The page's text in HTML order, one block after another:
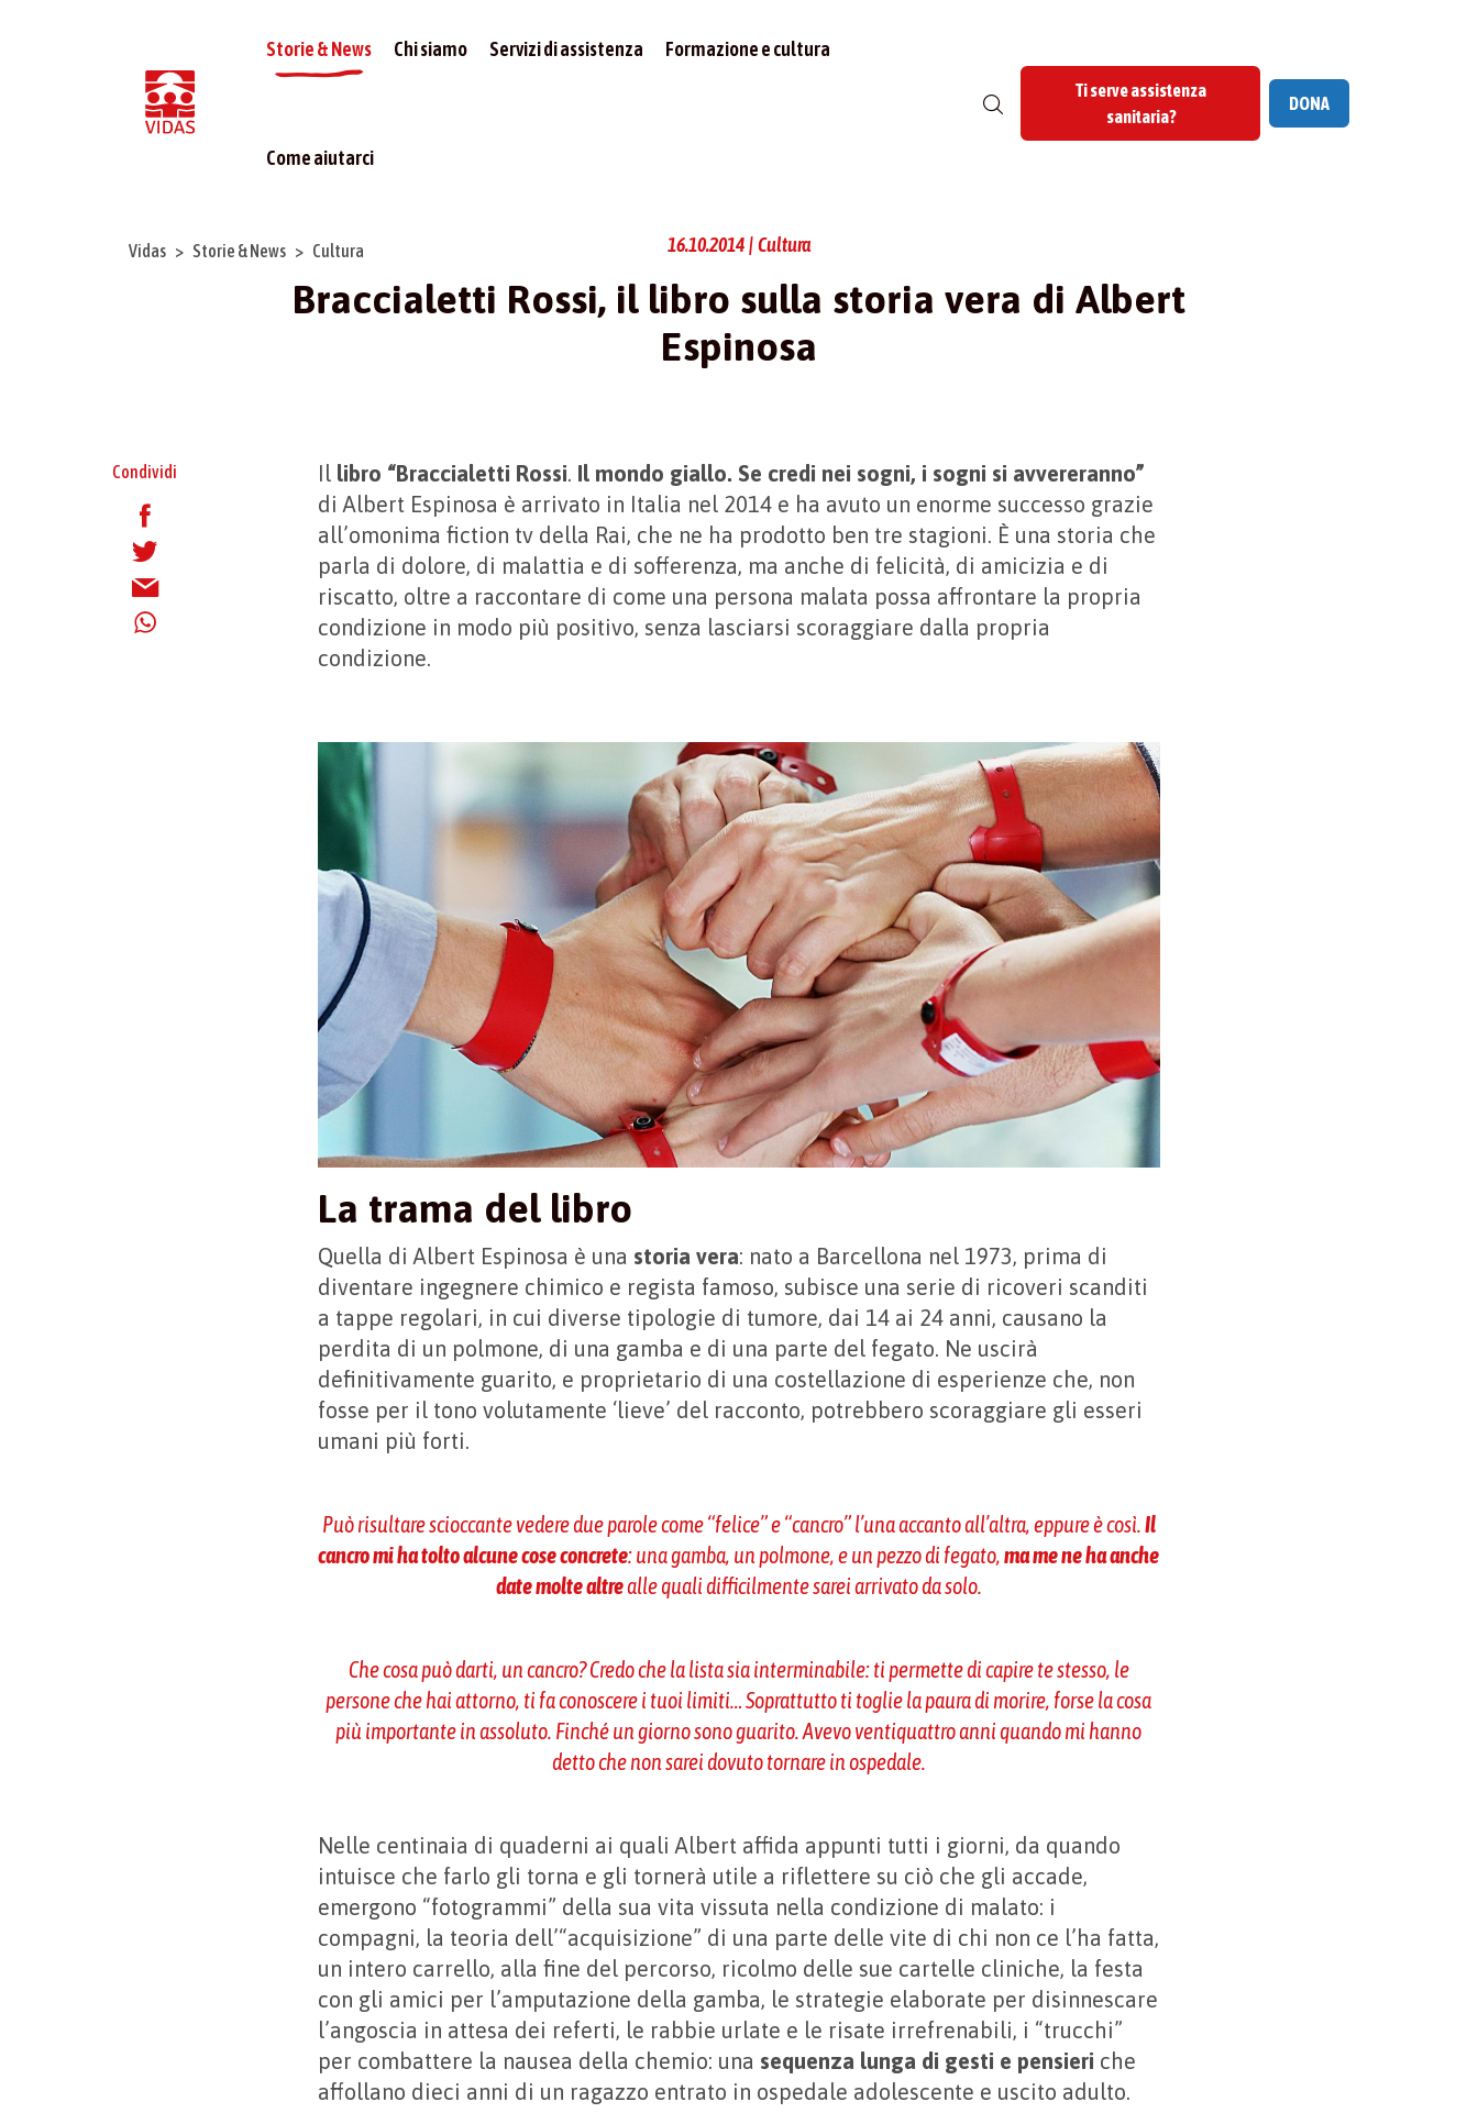
Storie & News Chi siamo Servizi di assistenza Formazione e cultura
Come aiutarci
Ti serve assistenza
sanitaria?
DONA
Vidas Storie & News Cultura 16.10.2014 | Cultura
Braccialetti Rossi, il libro sulla storia vera di Albert
Espinosa
Condividi Il libro “Braccialetti Rossi. Il mondo giallo. Se credi nei sogni, i sogni si avvereranno”
di Albert Espinosa è arrivato in Italia nel 2014 e ha avuto un enorme successo grazie
all’omonima fiction tv della Rai, che ne ha prodotto ben tre stagioni. È una storia che
parla di dolore, di malattia e di sofferenza, ma anche di felicità, di amicizia e di
riscatto, oltre a raccontare di come una persona malata possa affrontare la propria
condizione in modo più positivo, senza lasciarsi scoraggiare dalla propria
condizione.
La trama del libro
Quella di Albert Espinosa è una storia vera: nato a Barcellona nel 1973, prima di
diventare ingegnere chimico e regista famoso, subisce una serie di ricoveri scanditi
a tappe regolari, in cui diverse tipologie di tumore, dai 14 ai 24 anni, causano la
perdita di un polmone, di una gamba e di una parte del fegato. Ne uscirà
definitivamente guarito, e proprietario di una costellazione di esperienze che, non
fosse per il tono volutamente ‘lieve’ del racconto, potrebbero scoraggiare gli esseri
umani più forti.
Può risultare scioccante vedere due parole come “felice” e “cancro” l’una accanto all’altra, eppure è così.Il
cancro mi ha tolto alcune cose concrete: una gamba, un polmone, e un pezzo di fegato,ma me ne ha anche
date molte altrealle quali difficilmente sarei arrivato da solo.
Che cosa può darti, un cancro? Credo che la lista sia interminabile: ti permette di capire te stesso, le
persone che hai attorno, ti fa conoscere i tuoi limiti… Soprattutto ti toglie la paura di morire, forse la cosa
più importante in assoluto. Finché un giorno sono guarito. Avevo ventiquattro anni quando mi hanno
detto che non sarei dovuto tornare in ospedale.
Nelle centinaia di quaderni ai quali Albert affida appunti tutti i giorni, da quando
intuisce che farlo gli torna e gli tornerà utile a riflettere su ciò che gli accade,
emergono “fotogrammi” della sua vita vissuta nella condizione di malato: i
compagni, la teoria dell’“acquisizione” di una parte delle vite di chi non ce l’ha fatta,
un intero carrello, alla fine del percorso, ricolmo delle sue cartelle cliniche, la festa
con gli amici per l’amputazione della gamba, le strategie elaborate per disinnescare
l’angoscia in attesa dei referti, le rabbie urlate e le risate irrefrenabili, i “trucchi”
per combattere la nausea della chemio: una sequenza lunga di gesti e pensieri che
affollano dieci anni di un ragazzo entrato in ospedale adolescente e uscito adulto.